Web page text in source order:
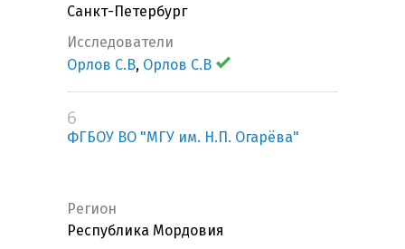
Санкт-Петербург
Исследователи
Орлов С.В, Орлов С.В
6
ФГБОУ ВО "МГУ им. Н.П. Огарёва"
Регион
Республика Мордовия